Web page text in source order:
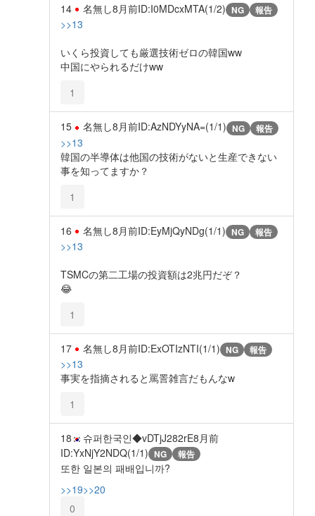
14 名無し8月前ID:I0MDcxMTA(1/2) NG 報告
>>13
いくら投資しても厳選技術ゼロの韓国ww
中国にやられるだけww
1
15 名無し8月前ID:AzNDYyNA=(1/1) NG 報告
>>13
韓国の半導体は他国の技術がないと生産できない
事を知ってますか？
1
16 名無し8月前ID:EyMjQyNDg(1/1) NG 報告
>>13
TSMCの第二工場の投資額は2兆円だぞ？
😂
1
17 名無し8月前ID:ExOTIzNTI(1/1) NG 報告
>>13
事実を指摘されると罵詈雑言だもんなw
1
18 슈퍼한국인◆vDTjJ282rE8月前
ID:YxNjY2NDQ(1/1) NG 報告
또한 일본의 패배입니까?
>>19>>20
0